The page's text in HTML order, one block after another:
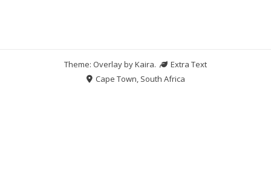
Theme: Overlay byKaira.
Extra Text
Cape Town, South Africa